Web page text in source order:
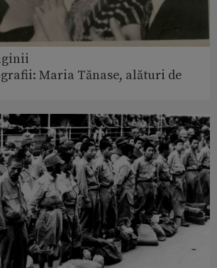
Maria Tănase, alături de